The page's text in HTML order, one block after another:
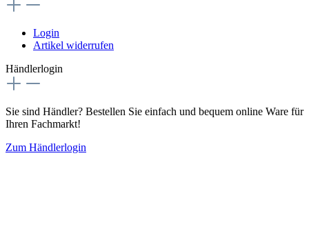
Login
Artikel widerrufen
Händlerlogin
Sie sind Händler? Bestellen Sie einfach und bequem online Ware für
Ihren Fachmarkt!
Zum Händlerlogin